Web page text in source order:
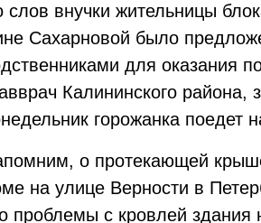
слов внучки жительницы
Сахарновой было
для оказания
Калининского
горожанка поедет
о протекающей
на улице Верности в
проблемы с кровлей